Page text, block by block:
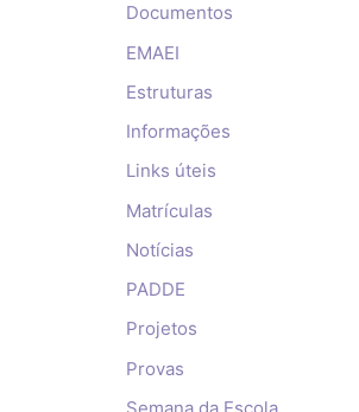
Documentos
EMAEI
Estruturas
Informações
Links úteis
Matrículas
Notícias
PADDE
Projetos
Provas